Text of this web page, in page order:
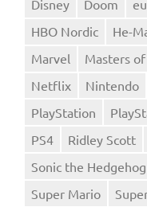
Disney
Doom
HBO Nordic
He-
Marvel
Masters
Netflix
Nintendo
PlayStation
PS4
Ridley Scott
Sonic the Hedgehog
Super Mario